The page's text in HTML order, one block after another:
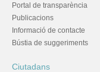
Portal de transparència
Publicacions
Informació de contacte
Bústia de suggeriments
Ciutadans